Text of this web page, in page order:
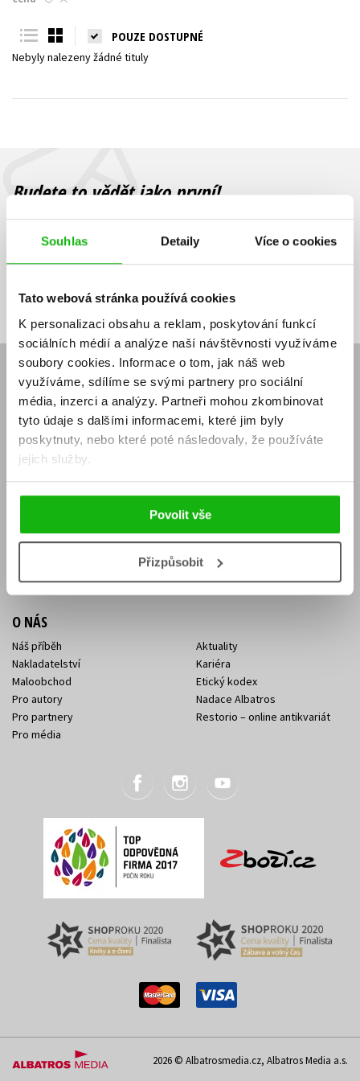
Souhlas Detaily Více o cookies
Tato webová stránka používá cookies
K personalizaci obsahu a reklam, poskytování funkcí
sociálních médií a analýze naší návštěvnosti využíváme
soubory cookies. Informace o tom, jak náš web
využíváme, sdílíme se svými partnery pro sociální
média, inzerci a analýzy. Partneři mohou zkombinovat
tyto údaje s dalšími informacemi, které jim byly
poskytnuty, nebo které poté následovaly, že používáte
jejich služby.
Povolit vše
Přizpůsobit
Young adult (SK)
Všechny tituly
POUZE DOSTUPNÉ
Nebyly nalezeny žádné tituly
Budete to vědět jako první!
Zajímá Vás, jaký knižní hit právě vychází, na jaké zboží je výhodná
sleva, jaká běží soutěž o ceny? Přihlášením k odběru našich e-
souhlasíte se zpracováním osobních údajů
mailová
adresa
mailová
adresa
Vaše e-mailová adresa Přihlásit se
E-SHOP
Aktuality
Naši autoři
Obchodní podmínky
Jak nakoupit
Knižní novinky
Dárkové poukazy
Affiliate program
KONTAKTY
Sídlo společnosti
Kontakty Albatros Media
O NÁS
Náš příběh
Nakladatelství
Maloobchod
Pro autory
Pro partnery
Pro média
Aktuality
Kariéra
Etický kodex
Nadace Albatros
Restorio – online antikvariát
2026 © Albatrosmedia.cz, Albatros Media a.s.